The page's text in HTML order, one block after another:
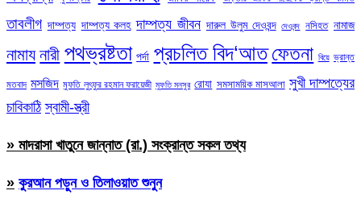
তাবলীগ দাম্পত্য দাম্পত্য কলহ দাম্পত্য জীবন দারুল উলুম দেওবন্দ দেওবন্দ নসিহত নামাজ
নামায নারী পথভ্রষ্টতা পর্দা প্রচলিত বিদ‘আত ফেতনা বিয়ে ভ্রান্ত
মতবাদ মসজিদ মুফতি লুৎফুর রহমান ফরায়েজী মুফতি মনসুর রোযা সমসাময়িক মাসআলা সুখী দাম্পত্যের
চাবিকাঠি স্বামী-স্ত্রী
» মাদরাসা খাতুনে জান্নাত (রা.) সংক্রান্ত সকল তথ্য
» কুরআন পড়ুন ও তিলাওয়াত শুনুন